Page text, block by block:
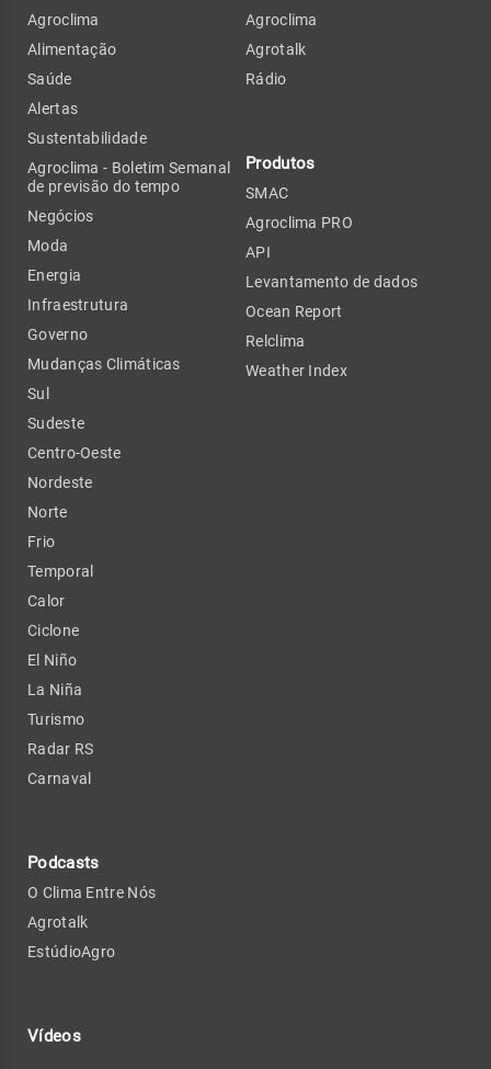
Agroclima
Alimentação
Saúde
Alertas
Sustentabilidade
Agroclima - Boletim Semanal
de previsão do tempo
Negócios
Moda
Energia
Infraestrutura
Governo
Mudanças Climáticas
Sul
Sudeste
Centro-Oeste
Nordeste
Norte
Frio
Temporal
Calor
Ciclone
El Niño
La Niña
Turismo
Radar RS
Carnaval
Podcasts
O Clima Entre Nós
Agrotalk
EstúdioAgro
Vídeos
Agroclima
Agrotalk
Rádio
Produtos
SMAC
Agroclima PRO
API
Levantamento de dados
Ocean Report
Relclima
Weather Index